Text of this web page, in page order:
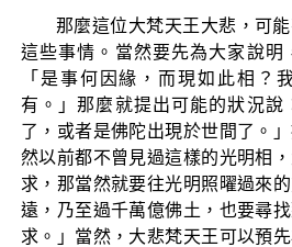
那麼這位大梵天王大悲，可
這些事情。當然要先為大家說明
「是事何因緣，而現如此相？
有。」那麼就提出可能的狀況說
了，或者是佛陀出現於世間了。
然以前都不曾見過這樣的光明相
求，那當然就要往光明照曜過來
遠，乃至過千萬億佛土，也要尋
求。」當然，大悲梵天王可以預